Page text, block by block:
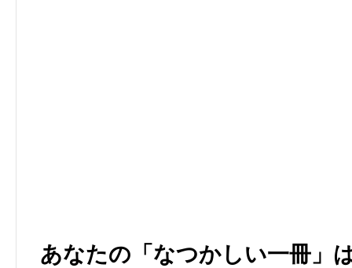
あなたの「なつかしい一冊」